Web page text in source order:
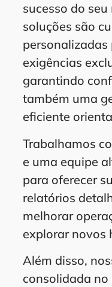
sucesso do
soluções são
personalizadas
exigências
garantindo
também uma
eficiente
Trabalhamos
e uma equipe
para oferecer
relatórios
melhorar
explorar novos
Além disso,
consolidada no